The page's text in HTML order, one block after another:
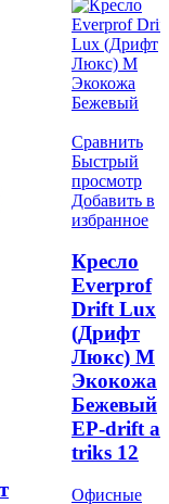
Сравнить
Быстрый
просмотр
Добавить в
избранное
Кресло
Everprof
Drift Lux
(Дрифт
Люкс) M
Экокожа
Бежевый
EP-drift al
triks 12
Офисные